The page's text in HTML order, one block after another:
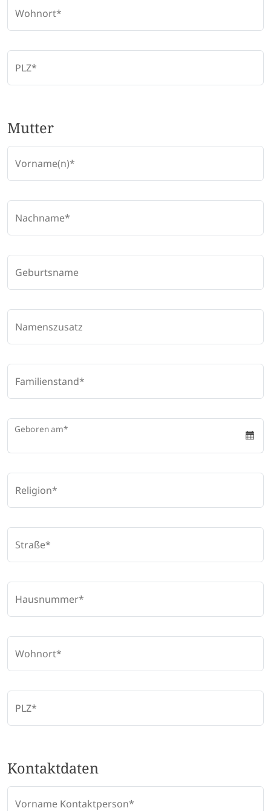
Wohnort
PLZ
Mutter
Vorname(n)
Nachname
Geburtsname
Namenszusatz
Familienstand
Geboren am
Religion
Straße
Hausnummer
Wohnort
PLZ
Kontaktdaten
Vorname Kontaktperson